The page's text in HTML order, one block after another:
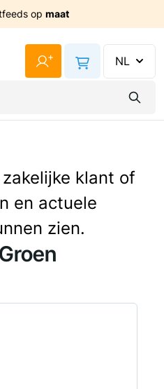
geleverd
+ NL
klant of
en actuele
zien.